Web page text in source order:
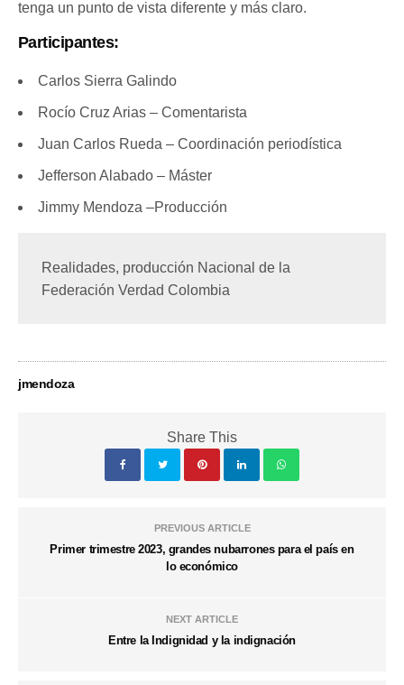
tenga un punto de vista diferente y más claro.
Participantes:
Carlos Sierra Galindo
Rocío Cruz Arias – Comentarista
Juan Carlos Rueda – Coordinación periodística
Jefferson Alabado – Máster
Jimmy Mendoza –Producción
Realidades, producción Nacional de la
Federación Verdad Colombia
jmendoza
Share This
PREVIOUS ARTICLE
Primer trimestre 2023, grandes nubarrones para el país en
lo económico
NEXT ARTICLE
Entre la Indignidad y la indignación